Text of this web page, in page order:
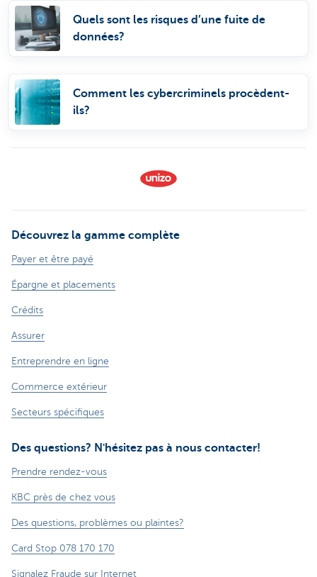
Quels sont les risques d’une fuite de
données?
Comment les cybercriminels procèdent-
ils?
Découvrez la gamme complète
Payer et être payé
Épargne et placements
Crédits
Assurer
Entreprendre en ligne
Commerce extérieur
Secteurs spécifiques
Des questions? N'hésitez pas à nous contacter!
Prendre rendez-vous
KBC près de chez vous
Des questions, problèmes ou plaintes?
Card Stop 078 170 170
Signalez Fraude sur Internet